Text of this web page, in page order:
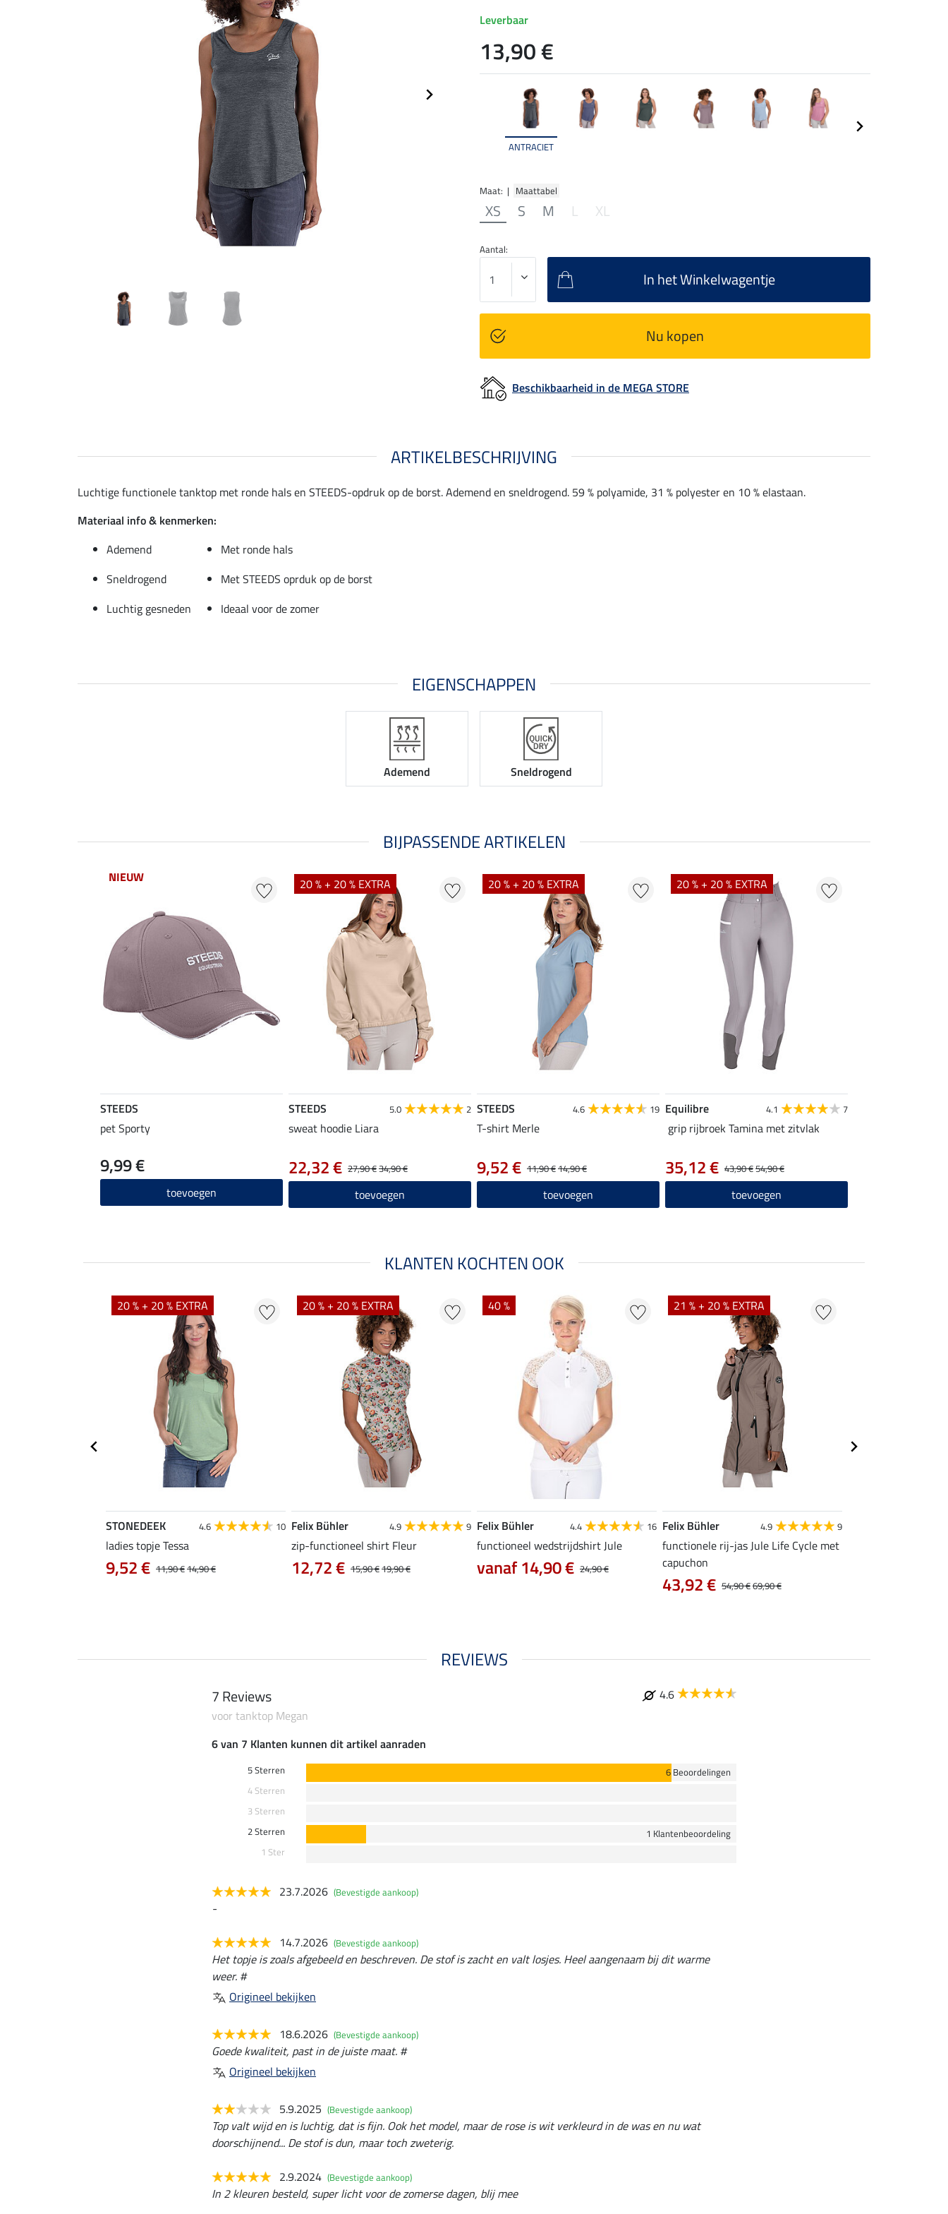
ANTRACIET
Maat: | Maattabel
XS S M L XL
Leverbaar
13,90 €
Aantal:
In het Winkelwagentje
Nu kopen
Beschikbaarheid in de MEGA STORE
ARTIKELBESCHRIJVING
Luchtige functionele tanktop met ronde hals en STEEDS-opdruk op de borst. Ademend en sneldrogend. 59 % polyamide, 31 % polyester en 10 % elastaan.
Materiaal info & kenmerken:
Ademend
Met ronde hals
Sneldrogend
Met STEEDS oprduk op de borst
Luchtig gesneden
Ideaal voor de zomer
EIGENSCHAPPEN
Ademend Sneldrogend
BIJPASSENDE ARTIKELEN
NIEUW
STEEDS
pet Sporty
9,99 €
toevoegen
20 % + 20 % EXTRA
STEEDS 5.0 2
sweat hoodie Liara
27,90 €34,90 €
22,32 €
toevoegen
20 % + 20 % EXTRA
STEEDS 4.6 19
T-shirt Merle
11,90 €14,90 €
9,52 €
toevoegen
20 % + 20 % EXTRA
Equilibre 4.1 7
grip rijbroek Tamina met zitvlak
43,90 €54,90 €
35,12 €
toevoegen
KLANTEN KOCHTEN OOK
20 % + 20 % EXTRA
STONEDEEK 4.6 10
ladies topje Tessa
11,90 €14,90 €
9,52 €
20 % + 20 % EXTRA
Felix Bühler 4.9 9
zip-functioneel shirt Fleur
15,90 €19,90 €
12,72 €
40 %
Felix Bühler 4.4 16
functioneel wedstrijdshirt Jule
24,90 €
vanaf 14,90 €
21 % + 20 % EXTRA
Felix Bühler 4.9 9
functionele rij-jas Jule Life Cycle met
capuchon
54,90 €69,90 €
43,92 €
REVIEWS
7 Reviews
4.6
voor tanktop Megan
6 van 7 Klanten kunnen dit artikel aanraden
5 Sterren
6 Beoordelingen
4 Sterren
3 Sterren
2 Sterren
1 Klantenbeoordeling
1 Ster
23.7.2026 (Bevestigde aankoop)
-
14.7.2026 (Bevestigde aankoop)
Het topje is zoals afgebeeld en beschreven. De stof is zacht en valt losjes. Heel aangenaam bij dit warme
weer. #
Origineel bekijken
18.6.2026 (Bevestigde aankoop)
Goede kwaliteit, past in de juiste maat. #
Origineel bekijken
5.9.2025 (Bevestigde aankoop)
Top valt wijd en is luchtig, dat is fijn. Ook het model, maar de rose is wit verkleurd in de was en nu wat
doorschijnend... De stof is dun, maar toch zweterig.
2.9.2024 (Bevestigde aankoop)
In 2 kleuren besteld, super licht voor de zomerse dagen, blij mee